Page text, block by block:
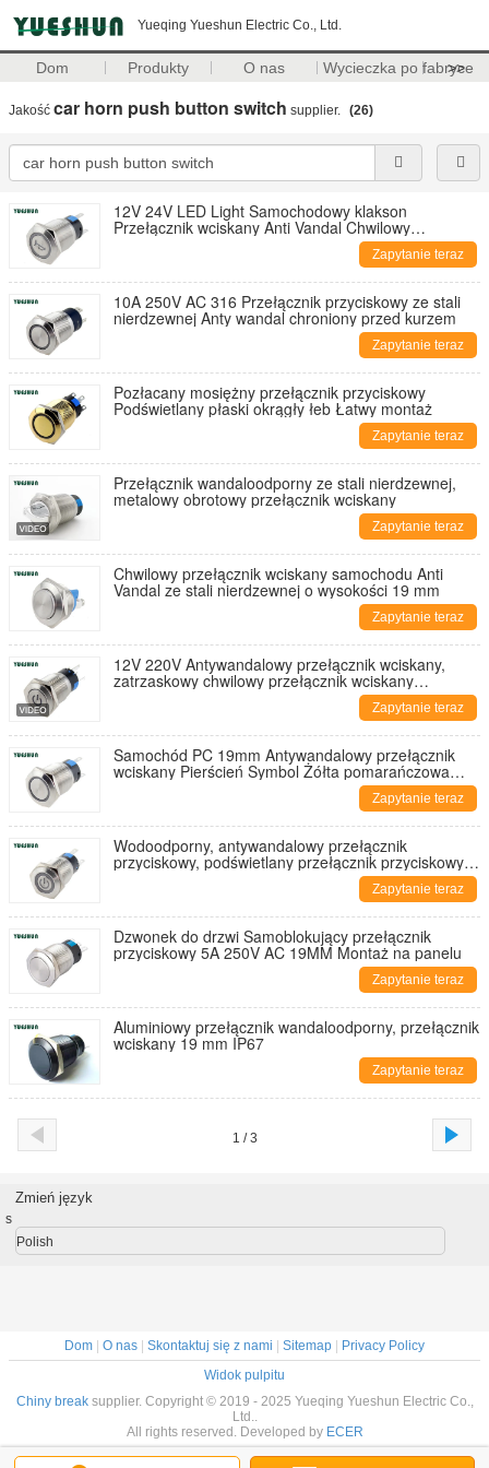
Yueqing Yueshun Electric Co., Ltd.
Dom Produkty O nas Wycieczka po fabryce
>>
Jakość car horn push button switch supplier. (26)
12V 24V LED Light Samochodowy klakson
Przełącznik wciskany Anti Vandal Chwilowy
Zapytanie teraz
10A 250V AC 316 Przełącznik przyciskowy ze stali
nierdzewnej Anty wandal chroniony przed kurzem
Zapytanie teraz
Pozłacany mosiężny przełącznik przyciskowy
Podświetlany płaski okrągły łeb Łatwy montaż
Zapytanie teraz
Przełącznik wandaloodporny ze stali nierdzewnej,
metalowy obrotowy przełącznik wciskany
Zapytanie teraz
Chwilowy przełącznik wciskany samochodu Anti
Vandal ze stali nierdzewnej o wysokości 19 mm
Zapytanie teraz
12V 220V Antywandalowy przełącznik wciskany,
zatrzaskowy chwilowy przełącznik wciskany
Zapytanie teraz
Samochód PC 19mm Antywandalowy przełącznik
wciskany Pierścień Symbol Żółta pomarańczowa
Zapytanie teraz
Wodoodporny, antywandalowy przełącznik
przyciskowy, podświetlany przełącznik przyciskowy
Zapytanie teraz
Dzwonek do drzwi Samoblokujący przełącznik
przyciskowy 5A 250V AC 19MM Montaż na panelu
Zapytanie teraz
Aluminiowy przełącznik wandaloodporny, przełącznik
wciskany 19 mm IP67
Zapytanie teraz
1 / 3
Zmień język
s
Polish
Dom O nas Skontaktuj się z nami Sitemap
Privacy Policy
Widok pulpitu
Chiny breaksupplier. Copyright © 2019 - 2025 Yueqing Yueshun Electric Co.,
Ltd..
All rights reserved. Developed by ECER